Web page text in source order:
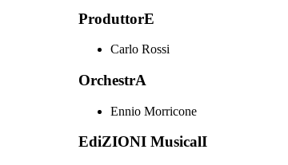
ProduttorE
Carlo Rossi
OrchestrA
Ennio Morricone
EdiZIONI MusicalI